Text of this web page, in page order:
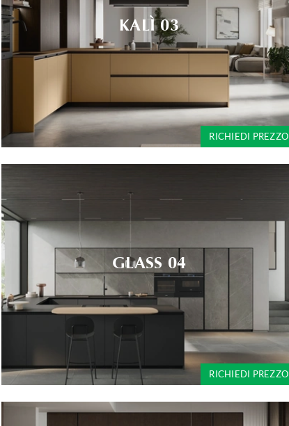
KALÌ 03
RICHIEDI PREZZO
GLASS 04
RICHIEDI PREZZO